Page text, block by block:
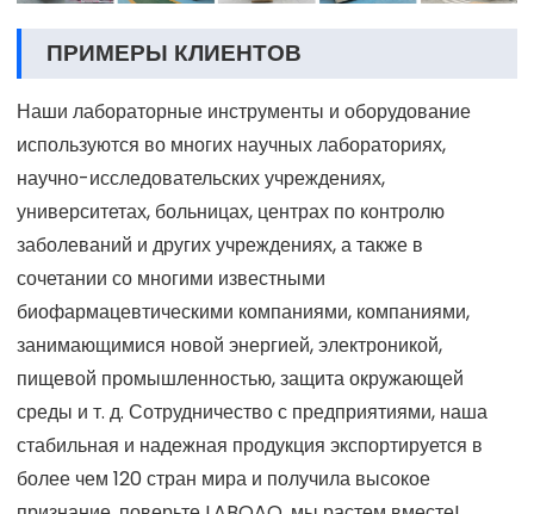
ПРИМЕРЫ КЛИЕНТОВ
Наши лабораторные инструменты и оборудование
используются во многих научных лабораториях,
научно-исследовательских учреждениях,
университетах, больницах, центрах по контролю
заболеваний и других учреждениях, а также в
сочетании со многими известными
биофармацевтическими компаниями, компаниями,
занимающимися новой энергией, электроникой,
пищевой промышленностью, защита окружающей
среды и т. д. Сотрудничество с предприятиями, наша
стабильная и надежная продукция экспортируется в
более чем 120 стран мира и получила высокое